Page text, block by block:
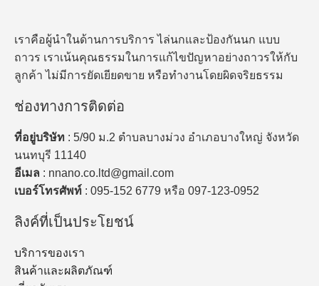
นาโน
เราคือผู้นำในด้านการบริการ ไล่นกและป้องกันนก แบบ
ถาวร เราเน้นคุณธรรมในการแก้ไขปัญหาอย่างถาวรให้กับ
ลูกค้า ไม่มีการยัดเยียดขาย หรือทำงานโดยผิดจริยธรรม
ช่องทางการติดต่อ
ที่อยู่บริษัท : 5/90 ม.2 ตำบลบางม่วง อำเภอบางใหญ่ จังหวัด
นนทบุรี 11140
อีเมล : nnano.co.ltd@gmail.com
เบอร์โทรศัพท์ : 095-152 6779 หรือ 097-123-0952
ลิงค์ที่เป็นประโยชน์
บริการของเรา
สินค้าและผลิตภัณฑ์